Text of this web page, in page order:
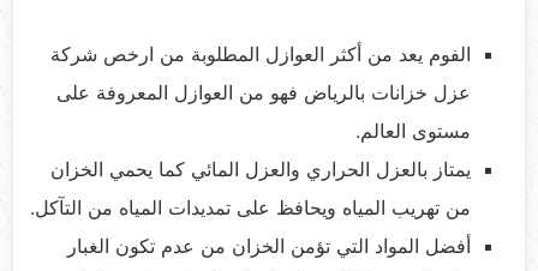
الفوم يعد من أكثر العوازل المطلوبة من ارخص شركة
عزل خزانات بالرياض فهو من العوازل المعروفة على
مستوى العالم.
يمتاز بالعزل الحراري والعزل المائي كما يحمي الخزان
من تهريب المياه ويحافظ على تمديدات المياه من التآكل.
أفضل المواد التي تؤمن الخزان من عدم تكون الغبار